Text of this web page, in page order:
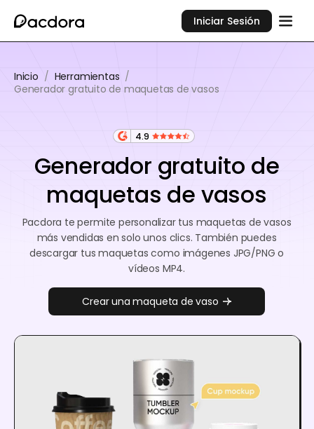
Iniciar Sesión
Inicio / Herramientas /
Generador gratuito de maquetas de vasos
4.9
Generador gratuito de
maquetas de vasos
Pacdora te permite personalizar tus maquetas de vasos
más vendidas en solo unos clics. También puedes
descargar tus maquetas como imágenes JPG/PNG o
vídeos MP4.
Crear una maqueta de vaso